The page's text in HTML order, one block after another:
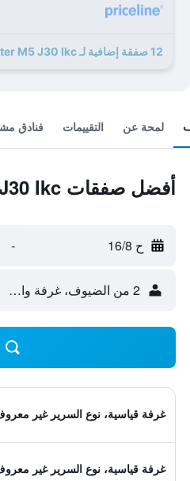
12 صفقة إضافية لـ Exeter M5 J30 Ikc
لمحة عن التقييمات فنادق
أفضل صفقات Exeter M5 J30 Ikc
ح 16/8 -
2 من الضيوف، غرفة واحدة
غرفة قياسية، نوع السرير غير
غرفة قياسية، نوع السرير غير